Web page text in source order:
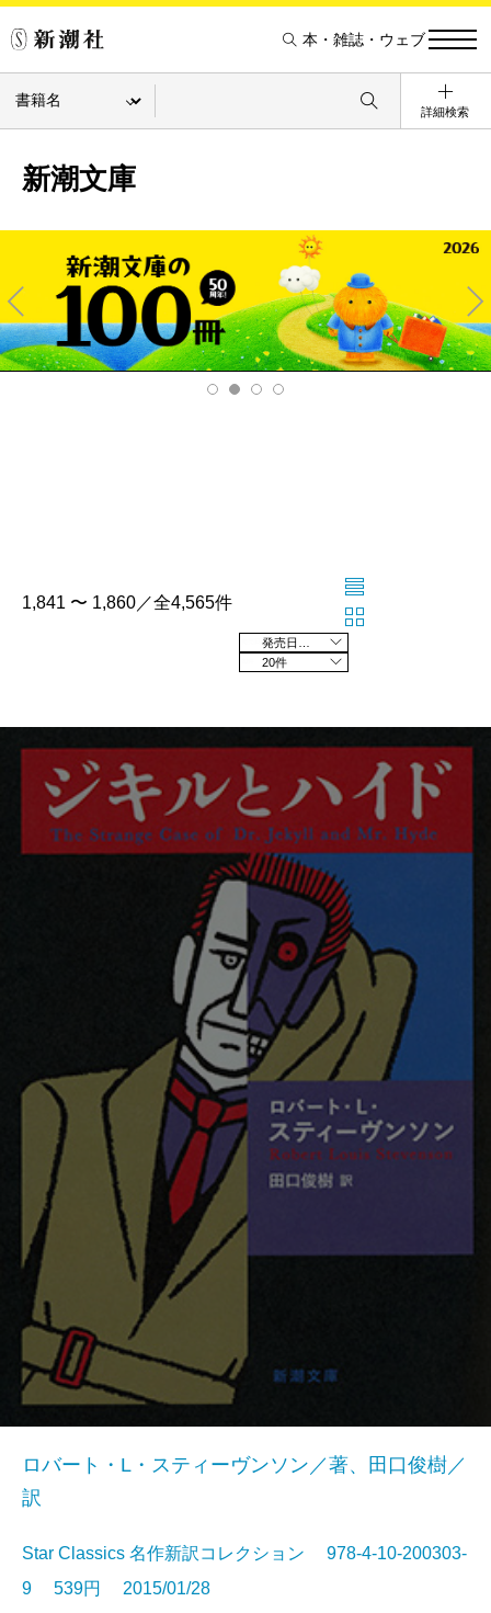
本・雑誌・ウェブ
詳細検索
新潮文庫
Pre
v
Ne
xt
1,841 〜 1,860／全4,565件
20件
ロバート・L・スティーヴンソン／著、田口俊樹／
訳
Star Classics 名作新訳コレクション 978-4-10-200303-
9 539円 2015/01/28